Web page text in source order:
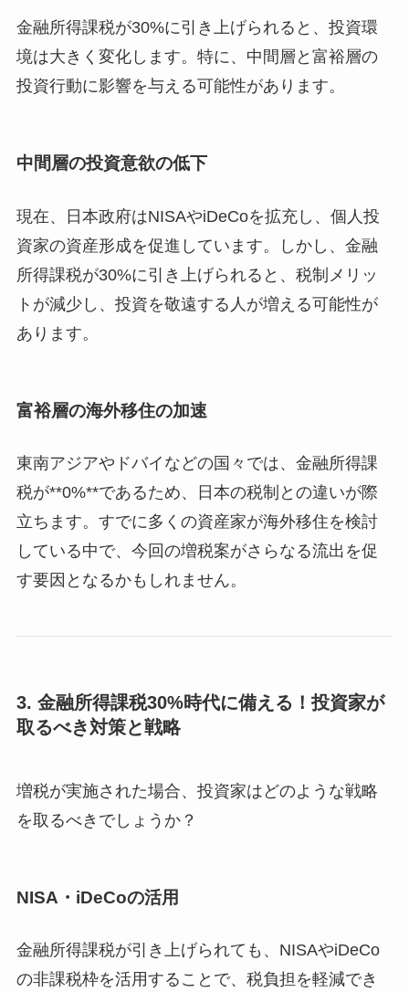
金融所得課税が30%に引き上げられると、投資環
境は大きく変化します。特に、中間層と富裕層の
投資行動に影響を与える可能性があります。
中間層の投資意欲の低下
現在、日本政府はNISAやiDeCoを拡充し、個人投
資家の資産形成を促進しています。しかし、金融
所得課税が30%に引き上げられると、税制メリッ
トが減少し、投資を敬遠する人が増える可能性が
あります。
富裕層の海外移住の加速
東南アジアやドバイなどの国々では、金融所得課
税が**0%**であるため、日本の税制との違いが際
立ちます。すでに多くの資産家が海外移住を検討
している中で、今回の増税案がさらなる流出を促
す要因となるかもしれません。
3. 金融所得課税30%時代に備える！投資家が
取るべき対策と戦略
増税が実施された場合、投資家はどのような戦略
を取るべきでしょうか？
NISA・iDeCoの活用
金融所得課税が引き上げられても、NISAやiDeCo
の非課税枠を活用することで、税負担を軽減でき